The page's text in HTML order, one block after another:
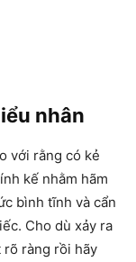
nhân
với rằng có kẻ
kế nhằm hãm
bình tĩnh và cẩn
Cho dù xảy ra
rõ ràng rồi hãy